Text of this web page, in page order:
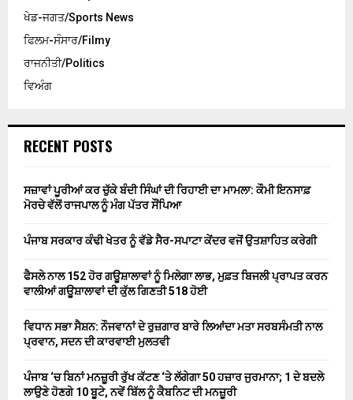
ਖੇਡ-ਜਗਤ/Sports News
ਫਿਲਮ-ਸੰਸਾਰ/Filmy
ਰਾਜਨੀਤੀ/Politics
ਵਿਅੰਗ
RECENT POSTS
ਸਜ਼ਾਵਾਂ ਪੂਰੀਆਂ ਕਰ ਚੁੱਕੇ ਬੰਦੀ ਸਿੰਘਾਂ ਦੀ ਰਿਹਾਈ ਦਾ ਮਾਮਲਾ: ਕੌਮੀ ਇਨਸਾਫ਼
ਮੋਰਚੇ ਵੱਲੋਂ ਰਾਜਪਾਲ ਨੂੰ ਮੰਗ ਪੱਤਰ ਸੌਂਪਿਆ
ਪੰਜਾਬ ਸਰਕਾਰ ਕੰਢੀ ਖੇਤਰ ਨੂੰ ਵੱਡੇ ਸੈਰ-ਸਪਾਟਾ ਕੇਂਦਰ ਵਜੋਂ ਉਤਸ਼ਾਹਿਤ ਕਰੇਗੀ
ਫੈਸਲੇ ਨਾਲ 152 ਹੋਰ ਗਊਸ਼ਾਲਾਵਾਂ ਨੂੰ ਮਿਲੇਗਾ ਲਾਭ, ਮੁਫ਼ਤ ਬਿਜਲੀ ਪ੍ਰਾਪਤ ਕਰਨ
ਵਾਲੀਆਂ ਗਊਸ਼ਾਲਾਵਾਂ ਦੀ ਕੁੱਲ ਗਿਣਤੀ 518 ਹੋਈ
ਵਿਧਾਨ ਸਭਾ ਸੈਸ਼ਨ: ਨੌਜਵਾਨਾਂ ਦੇ ਰੁਜ਼ਗਾਰ ਬਾਰੇ ਲਿਆਂਦਾ ਮਤਾ ਸਰਬਸੰਮਤੀ ਨਾਲ
ਪ੍ਰਵਾਨ, ਸਦਨ ਦੀ ਕਾਰਵਾਈ ਮੁਲਤਵੀ
ਪੰਜਾਬ ‘ਚ ਬਿਨਾਂ ਮਨਜ਼ੂਰੀ ਰੁੱਖ ਕੱਟਣ ‘ਤੇ ਲੱਗੇਗਾ 50 ਹਜ਼ਾਰ ਜੁਰਮਾਨਾ; 1 ਦੇ ਬਦਲੇ
ਲਾਉਣੇ ਹੋਣਗੇ 10 ਬੂਟੇ, ਨਵੇਂ ਬਿੱਲ ਨੂੰ ਕੈਬਨਿਟ ਦੀ ਮਨਜ਼ੂਰੀ